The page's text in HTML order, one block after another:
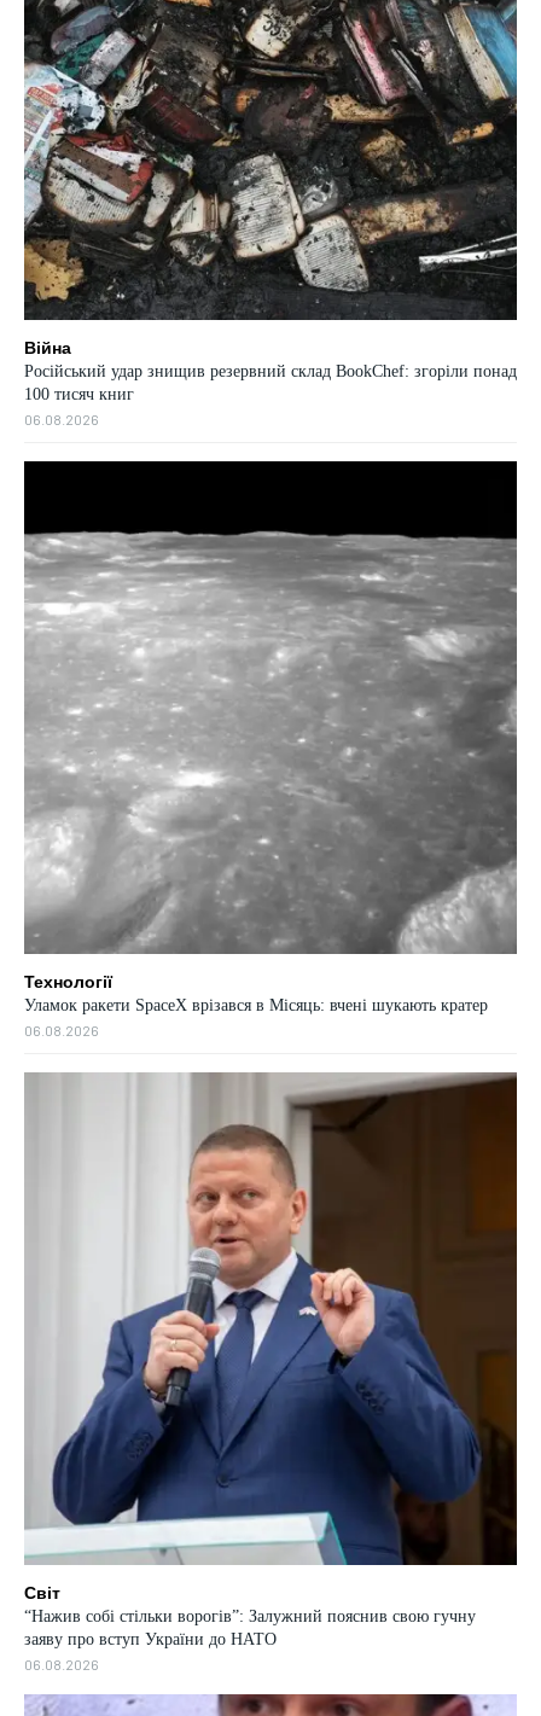
Війна
Російський удар знищив резервний склад BookChef: згоріли понад
100 тисяч книг
06.08.2026
Технології
Уламок ракети SpaceX врізався в Місяць: вчені шукають кратер
06.08.2026
Світ
“Нажив собі стільки ворогів”: Залужний пояснив свою гучну
заяву про вступ України до НАТО
06.08.2026